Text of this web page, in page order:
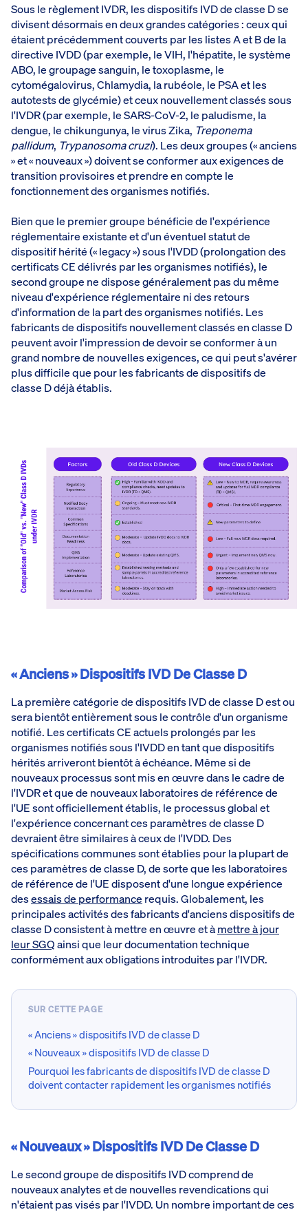
Sous le règlement IVDR, les dispositifs IVD de classe D se
divisent désormais en deux grandes catégories : ceux qui
étaient précédemment couverts par les listes A et B de la
directive IVDD (par exemple, le VIH, l'hépatite, le système
ABO, le groupage sanguin, le toxoplasme, le
cytomégalovirus, Chlamydia, la rubéole, le PSA et les
autotests de glycémie) et ceux nouvellement classés sous
l'IVDR (par exemple, le SARS-CoV-2, le paludisme, la
dengue, le chikungunya, le virus Zika, Treponema
pallidum, Trypanosoma cruzi). Les deux groupes (« anciens
» et « nouveaux ») doivent se conformer aux exigences de
transition provisoires et prendre en compte le
fonctionnement des organismes notifiés.
Bien que le premier groupe bénéficie de l'expérience
réglementaire existante et d'un éventuel statut de
dispositif hérité (« legacy ») sous l'IVDD (prolongation des
certificats CE délivrés par les organismes notifiés), le
second groupe ne dispose généralement pas du même
niveau d'expérience réglementaire ni des retours
d'information de la part des organismes notifiés. Les
fabricants de dispositifs nouvellement classés en classe D
peuvent avoir l'impression de devoir se conformer à un
grand nombre de nouvelles exigences, ce qui peut s'avérer
plus difficile que pour les fabricants de dispositifs de
classe D déjà établis.
« Anciens » Dispositifs IVD De Classe D
La première catégorie de dispositifs IVD de classe D est ou
sera bientôt entièrement sous le contrôle d'un organisme
notifié. Les certificats CE actuels prolongés par les
organismes notifiés sous l'IVDD en tant que dispositifs
hérités arriveront bientôt à échéance. Même si de
nouveaux processus sont mis en œuvre dans le cadre de
l'IVDR et que de nouveaux laboratoires de référence de
l'UE sont officiellement établis, le processus global et
l'expérience concernant ces paramètres de classe D
devraient être similaires à ceux de l'IVDD. Des
spécifications communes sont établies pour la plupart de
ces paramètres de classe D, de sorte que les laboratoires
de référence de l'UE disposent d'une longue expérience
desessais de performance requis. Globalement, les
principales activités des fabricants d'anciens dispositifs de
classe D consistent à mettre en œuvre et àmettre à jour
leur SGQainsi que leur documentation technique
conformément aux obligations introduites par l'IVDR.
SUR CETTE PAGE
« Anciens » dispositifs IVD de classe D
« Nouveaux » dispositifs IVD de classe D
Pourquoi les fabricants de dispositifs IVD de classe D
doivent contacter rapidement les organismes notifiés
« Nouveaux » Dispositifs IVD De Classe D
Le second groupe de dispositifs IVD comprend de
nouveaux analytes et de nouvelles revendications qui
n'étaient pas visés par l'IVDD. Un nombre important de ces